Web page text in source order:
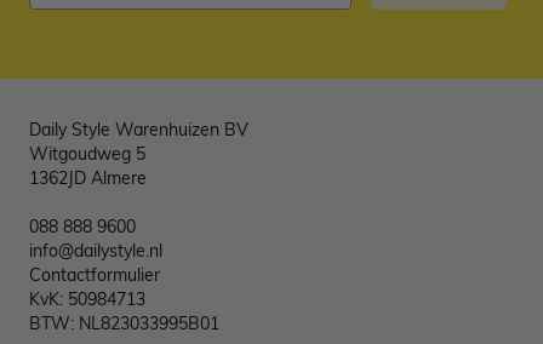
Daily Style Warenhuizen BV
Witgoudweg 5
1362JD Almere
088 888 9600
info@dailystyle.nl
Contactformulier
KvK: 50984713
BTW: NL823033995B01